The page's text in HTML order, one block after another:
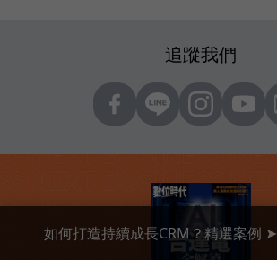
追蹤我們
如何打造持續成長CRM？精選案例 ➤